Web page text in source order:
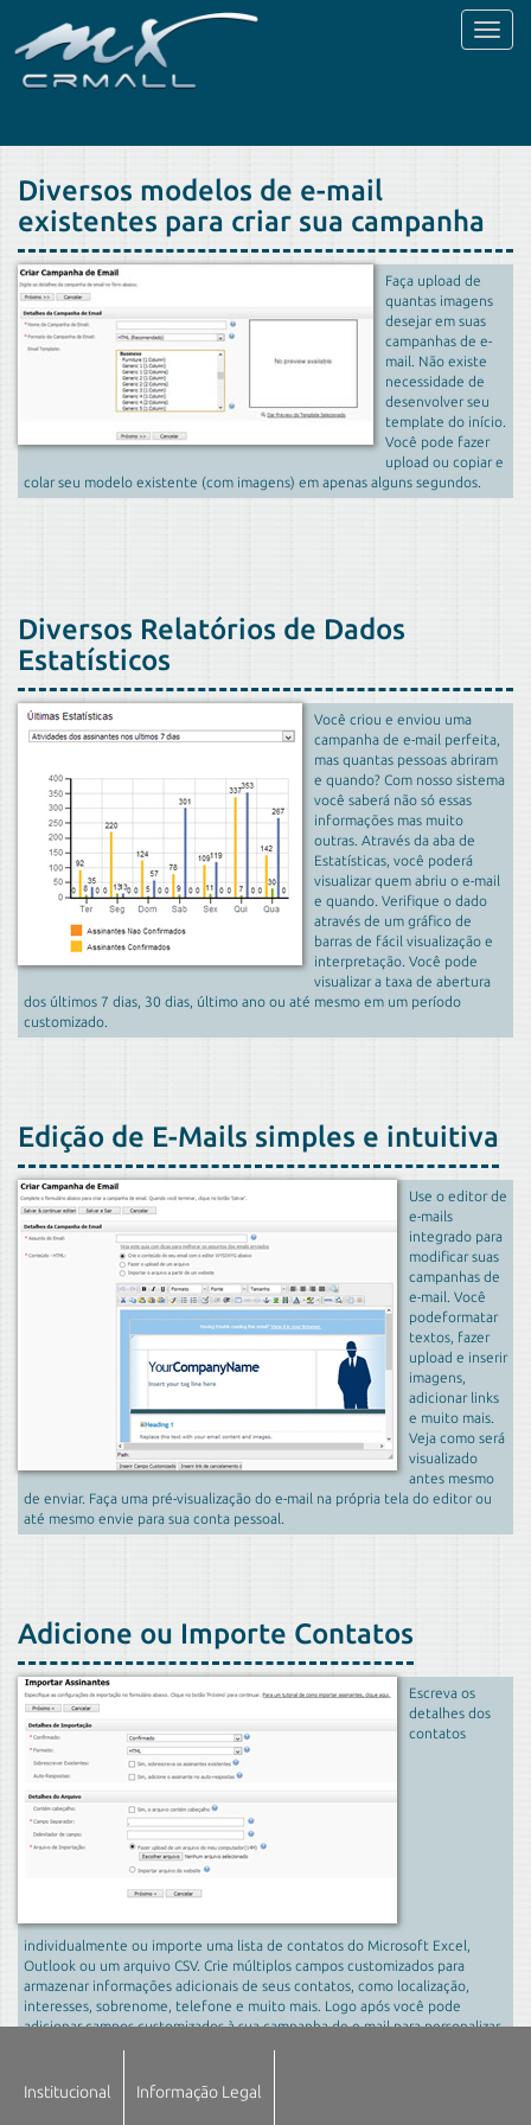
Toggle
Diversos modelos de e-mail
existentes para criar sua campanha
Faça upload de
quantas imagens
desejar em suas
campanhas de e-
mail. Não existe
necessidade de
desenvolver seu
template do início.
Você pode fazer
upload ou copiar e
colar seu modelo existente (com imagens) em apenas alguns segundos.
Diversos Relatórios de Dados
Estatísticos
Você criou e enviou uma
campanha de e-mail perfeita,
mas quantas pessoas abriram
e quando? Com nosso sistema
você saberá não só essas
informações mas muito
outras. Através da aba de
Estatísticas, você poderá
visualizar quem abriu o e-mail
e quando. Verifique o dado
através de um gráfico de
barras de fácil visualização e
interpretação. Você pode
visualizar a taxa de abertura
dos últimos 7 dias, 30 dias, último ano ou até mesmo em um período
customizado.
Edição de E-Mails simples e intuitiva
Use o editor de
e-mails
integrado para
modificar suas
campanhas de
e-mail. Você
podeformatar
textos, fazer
upload e inserir
imagens,
adicionar links
e muito mais.
Veja como será
visualizado
antes mesmo
de enviar. Faça uma pré-visualização do e-mail na própria tela do editor ou
até mesmo envie para sua conta pessoal.
Adicione ou Importe Contatos
Escreva os
detalhes dos
contatos
individualmente ou importe uma lista de contatos do Microsoft Excel,
Outlook ou um arquivo CSV. Crie múltiplos campos customizados para
armazenar informações adicionais de seus contatos, como localização,
interesses, sobrenome, telefone e muito mais. Logo após você pode
adicionar campos customizados à sua campanha de e-mail para personalizar
Institucional Informação Legal